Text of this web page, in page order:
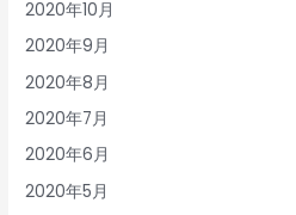
2020年10月
2020年9月
2020年8月
2020年7月
2020年6月
2020年5月